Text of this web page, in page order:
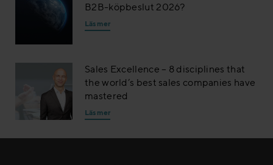
B2B-köpbeslut 2026?
Läs mer
Sales Excellence – 8 disciplines that
the world’s best sales companies have
mastered
Läs mer